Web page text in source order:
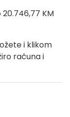
KM
i klikom
računa i